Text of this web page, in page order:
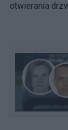
otwierania